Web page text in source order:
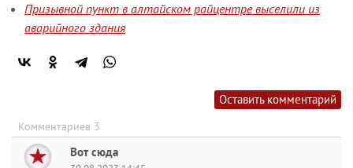
Призывной пункт в алтайском райцентре выселили из
аварийного здания
Оставить комментарий
Комментариев 3
Вот сюда